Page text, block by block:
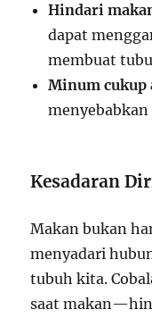
Hindari
dapat
membuat
Minum cukup
Kesadaran
Makan bukan
menyadari
tubuh kita.
saat